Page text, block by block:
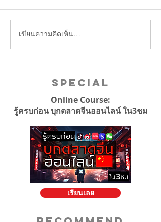
เขียนความคิดเห็น…
Special
Online Course:
รู้ครบก่อน บุกตลาดจีนออนไลน์ ใน3ชม
เรียนเลย